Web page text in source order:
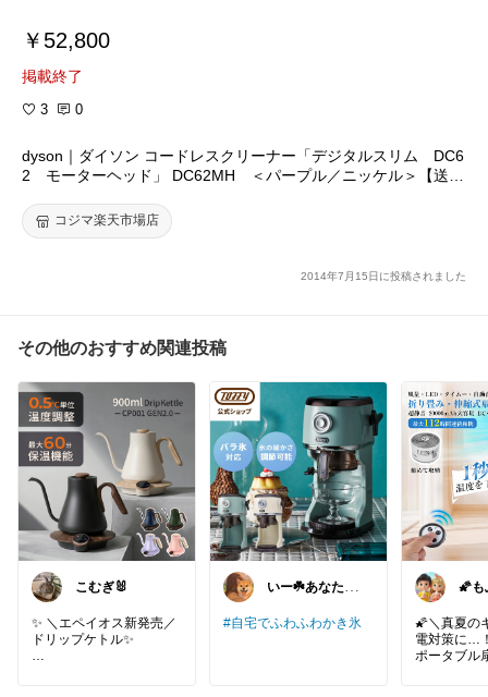
￥52,800
掲載終了
3 0
dyson｜ダイソン コードレスクリーナー「デジタルスリム DC6
2 モーターヘッド」 DC62MH ＜パープル／ニッケル＞【送料
コジマ楽天市場店
2014年7月15日に投稿されました
その他のおすすめ関連投稿
こむぎ🐰
✨ ＼エペイオス新発売／
ドリップケトル✨
いー☘️あなたを
#自宅でふわふわかき氷
🌠
♪
🌠＼真夏の
電対策に…
ポータブル